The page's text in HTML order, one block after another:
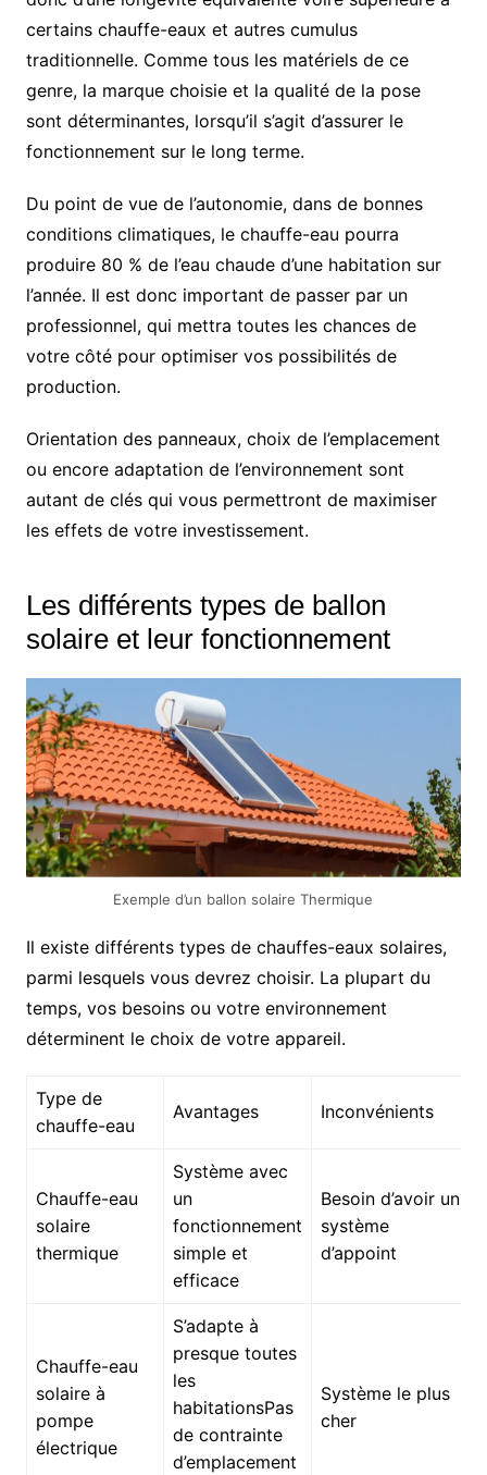
certains chauffe-eaux et autres cumulus
traditionnelle. Comme tous les matériels de ce
genre, la marque choisie et la qualité de la pose
sont déterminantes, lorsqu’il s’agit d’assurer le
fonctionnement sur le long terme.
Du point de vue de l’autonomie, dans de bonnes
conditions climatiques, le chauffe-eau pourra
produire 80 % de l’eau chaude d’une habitation sur
l’année. Il est donc important de passer par un
professionnel, qui mettra toutes les chances de
votre côté pour optimiser vos possibilités de
production.
Orientation des panneaux, choix de l’emplacement
ou encore adaptation de l’environnement sont
autant de clés qui vous permettront de maximiser
les effets de votre investissement.
Les différents types de ballon
solaire et leur fonctionnement
Exemple d’un ballon solaire Thermique
Il existe différents types de chauffes-eaux solaires,
parmi lesquels vous devrez choisir. La plupart du
temps, vos besoins ou votre environnement
déterminent le choix de votre appareil.
Type de
chauffe-eau
Avantages Inconvénients
Chauffe-eau
solaire
thermique
Système avec
un
fonctionnement
simple et
efficace
Besoin d’avoir un
système
d’appoint
Chauffe-eau
solaire à
pompe
électrique
S’adapte à
presque toutes
les
habitationsPas
de contrainte
d’emplacement
Système le plus
cher